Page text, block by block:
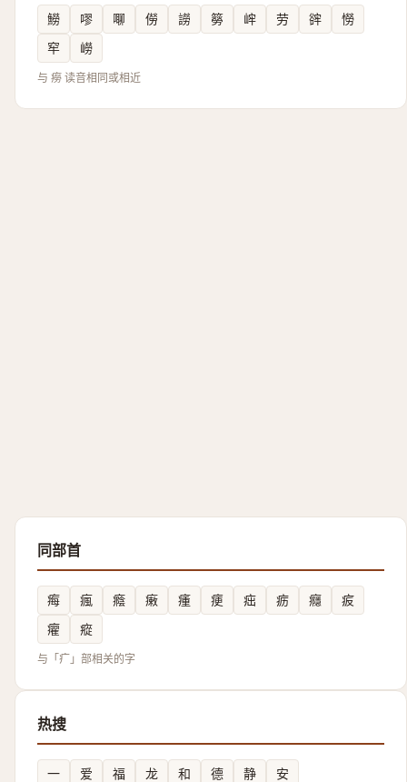
䲏 嘐 㗦 僗 䜎 簩 㟉 劳 䜮
憦
窂
嶗
与 癆 读音相同或相近
同部首
痗 瘋 癊 瘷 瘇 㾘 㽾 疬 癮
㽹
㿑
瘲
与「疒」部相关的字
热搜
一 爱 福 龙 和 德 静 安